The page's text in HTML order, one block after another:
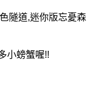
隧道,迷你版忘憂森
小螃蟹喔!!